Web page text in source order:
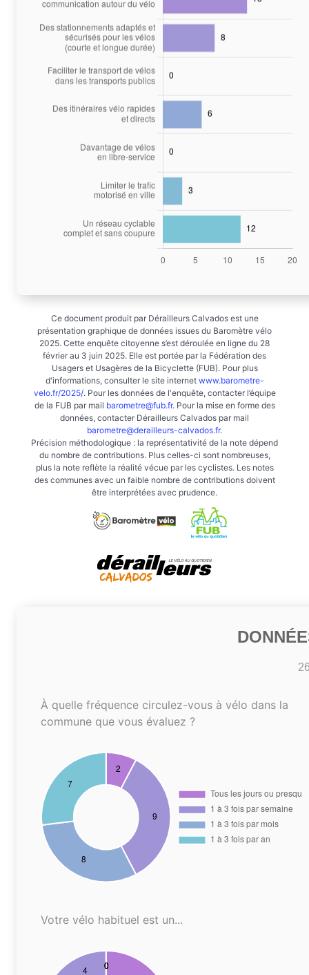
Ce document produit par Dérailleurs Calvados est une
présentation graphique de données issues du Baromètre vélo
2025. Cette enquête citoyenne s’est déroulée en ligne du 28
février au 3 juin 2025. Elle est portée par la Fédération des
Usagers et Usagères de la Bicyclette (FUB). Pour plus
d'informations, consulter le site internet www.barometre-
velo.fr/2025/. Pour les données de l'enquête, contacter l’équipe
de la FUB par mail barometre@fub.fr. Pour la mise en forme des
données, contacter Dérailleurs Calvados par mail
barometre@derailleurs-calvados.fr.
Précision méthodologique : la représentativité de la note dépend
du nombre de contributions. Plus celles-ci sont nombreuses,
plus la note reflète la réalité vécue par les cyclistes. Les notes
des communes avec un faible nombre de contributions doivent
être interprétées avec prudence.
À quelle fréquence circulez-vous à vélo dans la
commune que vous évaluez ?
Votre vélo habituel est un...